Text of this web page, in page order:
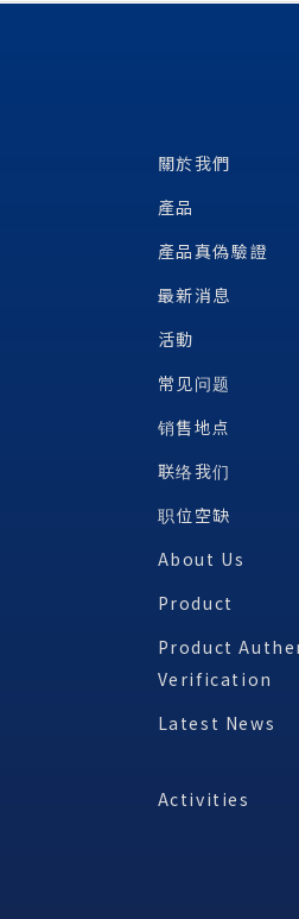
關於我們
產品
產品真偽驗證
最新消息
活動
常见问题
销售地点
联络我们
职位空缺
About Us
Product
Product
Verification
Latest News
Activities